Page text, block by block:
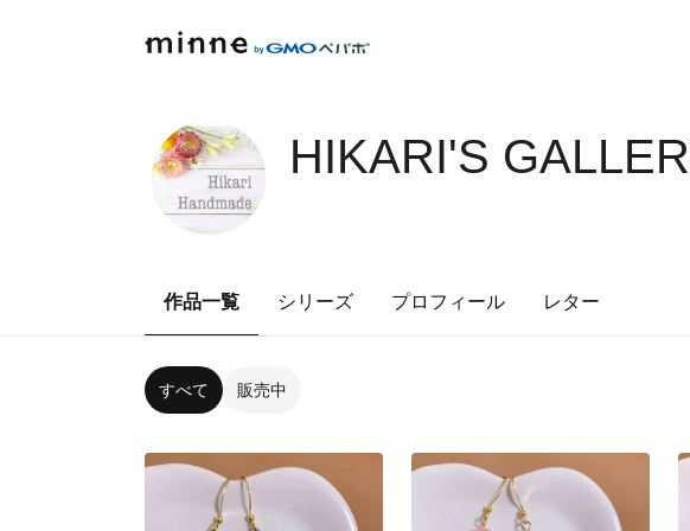
HIKARI'S
作品一覧 シリーズ プロフィール レター
すべて 販売中